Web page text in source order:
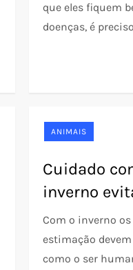
que eles fiquem
doenças, é
ANIMAIS
Cuidado
inverno
Com o inverno
estimação
como o ser